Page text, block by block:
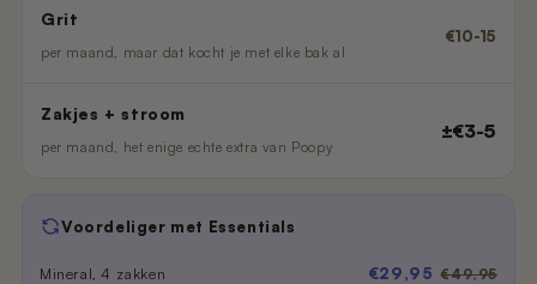
Grit
per maand, maar dat kocht je met elke bak al
€10-15
Zakjes + stroom
per maand, het enige echte extra van Poopy
±€3-5
Voordeliger met Essentials
Mineral, 4 zakken €29,95 €49,95